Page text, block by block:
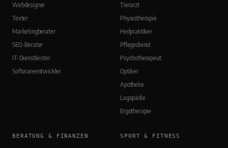
Webdesigner
Texter
Marketingberater
SEO-Berater
IT-Dienstleister
Softwareentwickler
Tierarzt
Physiotherapie
Heilpraktiker
Pflegedienst
Psychotherapeut
Optiker
Apotheke
Logopädie
Ergotherapie
BERATUNG & FINANZEN SPORT & FITNESS